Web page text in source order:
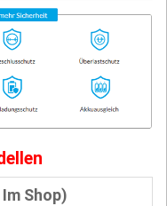
Shop)